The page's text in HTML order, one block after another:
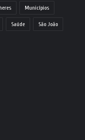
Municípios
Saúde São João